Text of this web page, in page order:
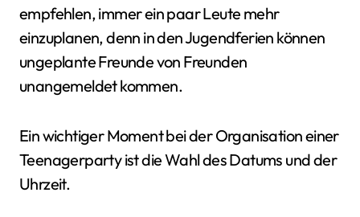
empfehlen, immer ein paar Leute mehr
einzuplanen, denn in den Jugendferien können
ungeplante Freunde von Freunden
unangemeldet kommen.
Ein wichtiger Moment bei der Organisation einer
Teenagerparty ist die Wahl des Datums und der
Uhrzeit.